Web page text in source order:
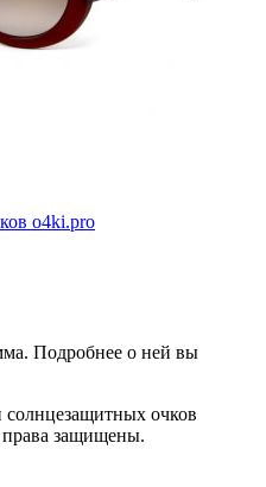
Подробнее о ней вы
очков
защищены.